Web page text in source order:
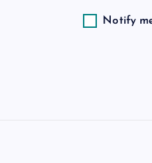
Notify